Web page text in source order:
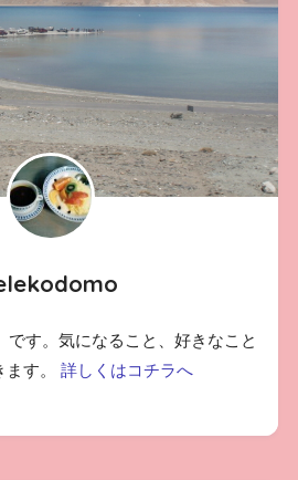
です。気になること、好きなこと
ます。 詳しくはコチラへ